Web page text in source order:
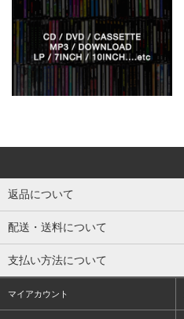
返品について
配送・送料について
支払い方法について
マイアカウント